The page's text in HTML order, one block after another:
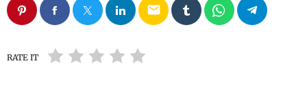
email
RATE IT